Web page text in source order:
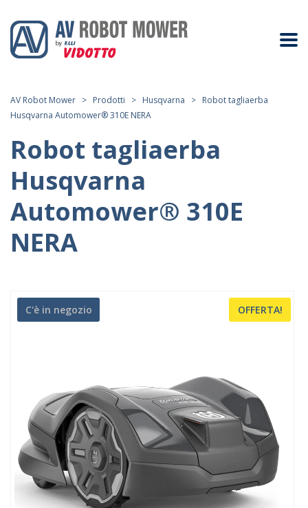
AV Robot Mower > Prodotti > Husqvarna > Robot tagliaerba
Husqvarna Automower® 310E NERA
Robot tagliaerba
Husqvarna
Automower® 310E
NERA
C'è in negozio OFFERTA!